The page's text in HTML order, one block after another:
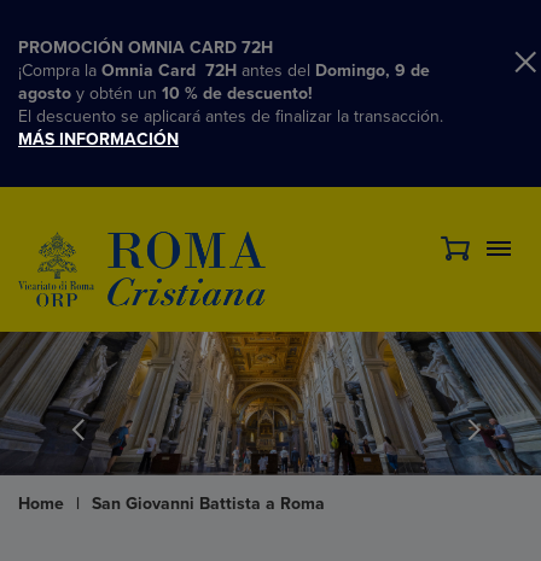
PROMOCIÓN OMNIA CARD 72H
¡Compra la Omnia Card 72H antes del Domingo, 9 de
agosto y obtén un 10 % de descuento!
El descuento se aplicará antes de finalizar la transacción.
MÁS INFORMACIÓN
Home | San Giovanni Battista a Roma